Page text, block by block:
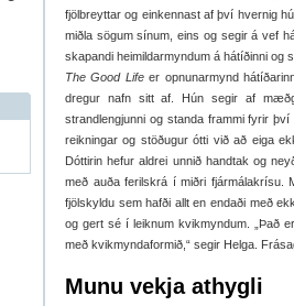
fjölbreyttar og einkennast af því hvernig
miðla sögum sínum, eins og segir á vef
skapandi heimildarmyndum á hátíðinni og
The Good Lifeer opnunarmynd
dregur nafn sitt af. Hún segir af
strandlengjunni og standa frammi fyrir
reikningar og stöðugur ótti við að eiga
Dóttirin hefur aldrei unnið handtak og
með auða ferilskrá í miðri fjármálakrísu.
fjölskyldu sem hafði allt en endaði með
og gert sé í leiknum kvikmyndum. „Það
með kvikmyndaformið,“ segir Helga.
Munu vekja athygli